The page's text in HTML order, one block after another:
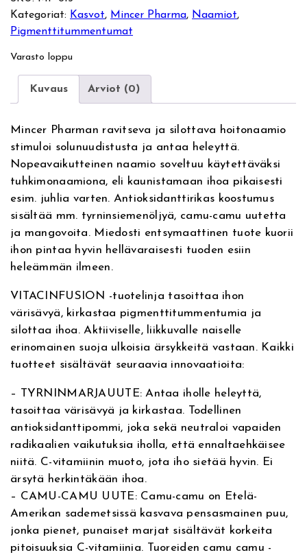
Kategoriat: Kasvot, Mincer Pharma, Naamiot
Pigmenttitummentumat
Varasto loppu
Kuvaus Arviot (0)
Mincer Pharman ravitseva ja silottava hoitonaamio
stimuloi solunuudistusta ja antaa heleyttä.
Nopeavaikutteinen naamio soveltuu käytettäväksi
tuhkimonaamiona, eli kaunistamaan ihoa pikaisesti
esim. juhlia varten. Antioksidanttirikas koostumus
sisältää mm. tyrninsiemenöljyä, camu-camu uutetta
ja mangovoita. Miedosti entsymaattinen tuote kuorii
ihon pintaa hyvin hellävaraisesti tuoden esiin
heleämmän ilmeen.
VITACINFUSION -tuotelinja tasoittaa ihon
värisävyä, kirkastaa pigmenttitummentumia ja
silottaa ihoa. Aktiiviselle, liikkuvalle naiselle
erinomainen suoja ulkoisia ärsykkeitä vastaan. Kaikki
tuotteet sisältävät seuraavia innovaatioita:
– TYRNINMARJAUUTE: Antaa iholle heleyttä,
tasoittaa värisävyä ja kirkastaa. Todellinen
antioksidanttipommi, joka sekä neutraloi vapaiden
radikaalien vaikutuksia iholla, että ennaltaehkäisee
niitä. C-vitamiinin muoto, jota iho sietää hyvin. Ei
ärsytä herkintäkään ihoa.
– CAMU-CAMU UUTE: Camu-camu on Etelä-
Amerikan sademetsissä kasvava pensasmainen puu,
jonka pienet, punaiset marjat sisältävät korkeita
pitoisuuksia C-vitamiinia. Tuoreiden camu camu -